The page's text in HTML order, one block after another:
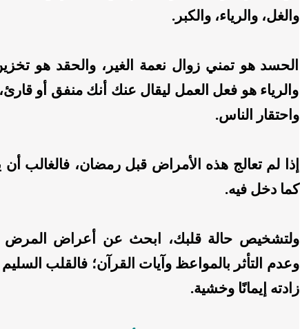
والغل، والرياء، والكبر.
الحسد هو تمني زوال نعمة الغير، والحقد هو
والرياء هو فعل العمل ليقال عنك أنك منفق أو
واحتقار الناس.
إذا لم تعالج هذه الأمراض قبل رمضان، فالغالب
كما دخل فيه.
ولتشخيص حالة قلبك، ابحث عن أعراض المرض
وعدم التأثر بالمواعظ وآيات القرآن؛ فالقلب السليم
زادته إيمانًا وخشية.